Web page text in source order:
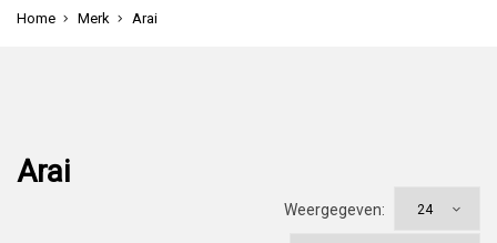
Home Merk Arai
Arai
Weergegeven: